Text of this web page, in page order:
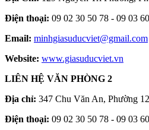
Điện thoại: 09 02 30 50 78 - 09 03
Email: minhgiasuducviet@gmail.com
Website: www.giasuducviet.vn
LIÊN HỆ VĂN PHÒNG 2
Địa chỉ: 347 Chu Văn An, Phường
Điện thoại: 09 02 30 50 78 - 09 03